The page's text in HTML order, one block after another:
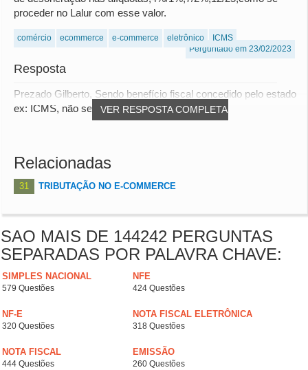
proceder no Lalur com esse valor.
comércio ecommerce e-commerce eletrônico
ICMS
Perguntado em 23/02/2023
Resposta
VER RESPOSTA COMPLETA
Prezado Gilberto, Sendo benefício fiscal concedido pelo estado
ex: ICMS, não será levado para o la...
Relacionadas
31 TRIBUTAÇÃO NO E-COMMERCE
SAO MAIS DE 144242 PERGUNTAS
SEPARADAS POR PALAVRA CHAVE:
SIMPLES NACIONAL
579 Questões
NFE
424 Questões
NF-E
320 Questões
NOTA FISCAL ELETRÔNICA
318 Questões
NOTA FISCAL
444 Questões
EMISSÃO
260 Questões